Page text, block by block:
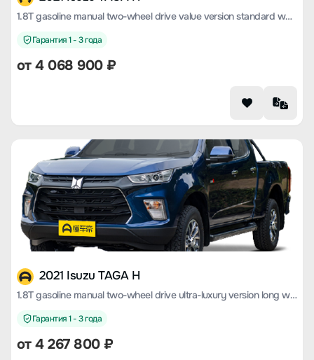
1.8T gasoline manual two-wheel drive value version standard wheelbase CE18
Гарантия 1 - 3 года
от 4 068 900 ₽
2021 Isuzu TAGA H
1.8T gasoline manual two-wheel drive ultra-luxury version long wheelbase CE18
Гарантия 1 - 3 года
от 4 267 800 ₽